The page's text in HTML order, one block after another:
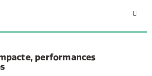
performances